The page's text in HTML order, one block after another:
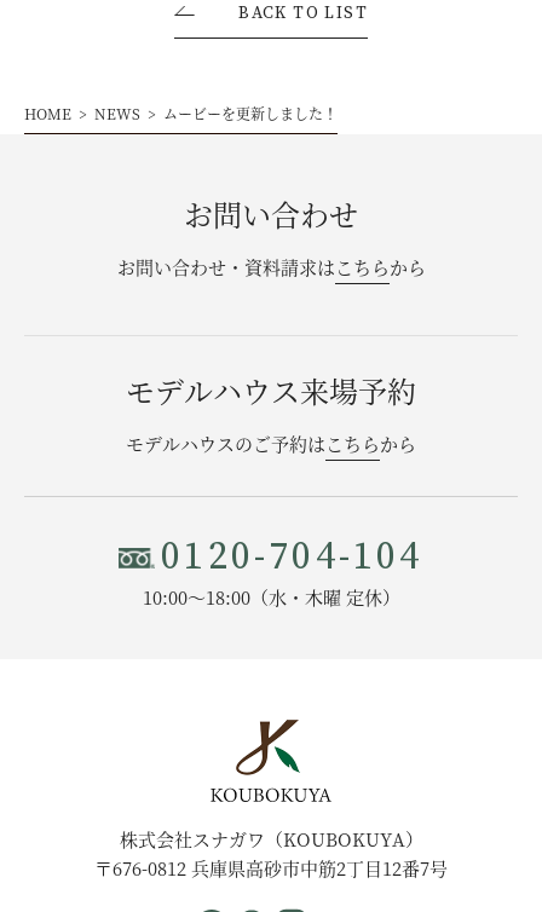
BACK TO LIST
HOME NEWS ムービーを更新しました！
お問い合わせ
お問い合わせ・資料請求はこちらから
モデルハウス来場予約
モデルハウスのご予約はこちらから
0120-704-104
10:00〜18:00（水・木曜 定休）
株式会社スナガワ（KOUBOKUYA）
〒676-0812 兵庫県高砂市中筋2丁目12番7号